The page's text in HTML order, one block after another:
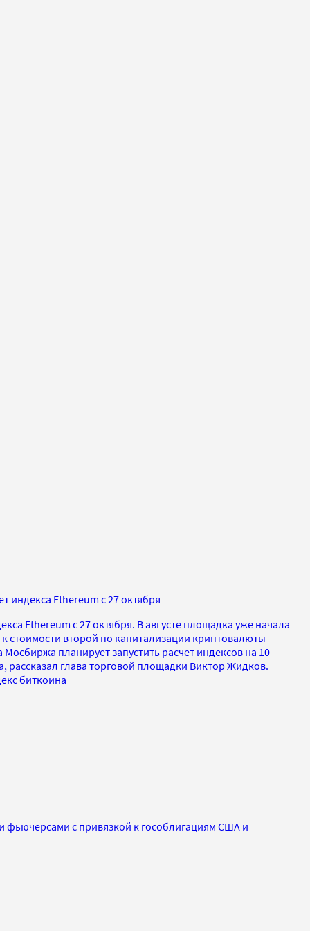
индекса Ethereum с 27 октября
Ethereum с 27 октября. В августе площадка уже начала
стоимости второй по капитализации криптовалюты
планирует запустить расчет индексов на 10
рассказал глава торговой площадки Виктор Жидков.
биткоина
фьючерсами с привязкой к гособлигациям США и